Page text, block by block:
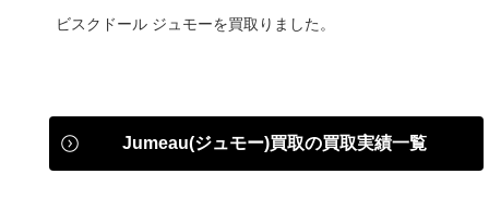
ビスクドール ジュモーを買取りました。
Jumeau(ジュモー)買取の買取実績一覧